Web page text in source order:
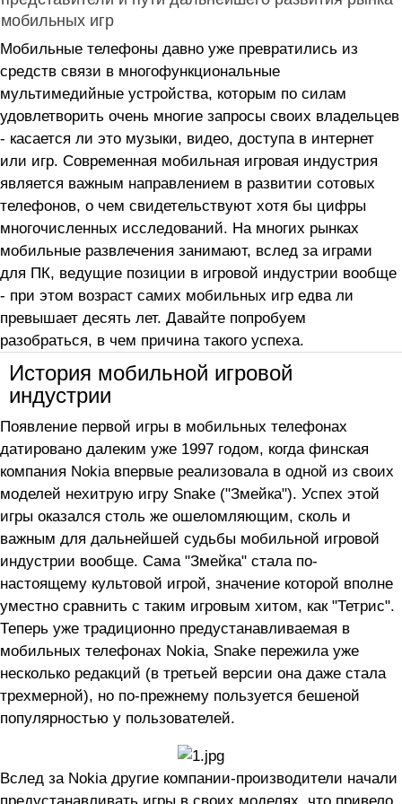
мобильных игр
Мобильные телефоны давно уже превратились из
средств связи в многофункциональные
мультимедийные устройства, которым по силам
удовлетворить очень многие запросы своих владельцев
- касается ли это музыки, видео, доступа в интернет
или игр. Современная мобильная игровая индустрия
является важным направлением в развитии сотовых
телефонов, о чем свидетельствуют хотя бы цифры
многочисленных исследований. На многих рынках
мобильные развлечения занимают, вслед за играми
для ПК, ведущие позиции в игровой индустрии вообще
- при этом возраст самих мобильных игр едва ли
превышает десять лет. Давайте попробуем
разобраться, в чем причина такого успеха.
История мобильной игровой
индустрии
Появление первой игры в мобильных телефонах
датировано далеким уже 1997 годом, когда финская
компания Nokia впервые реализовала в одной из своих
моделей нехитрую игру Snake ("Змейка"). Успех этой
игры оказался столь же ошеломляющим, сколь и
важным для дальнейшей судьбы мобильной игровой
индустрии вообще. Сама "Змейка" стала по-
настоящему культовой игрой, значение которой вполне
уместно сравнить с таким игровым хитом, как "Тетрис".
Теперь уже традиционно предустанавливаемая в
мобильных телефонах Nokia, Snake пережила уже
несколько редакций (в третьей версии она даже стала
трехмерной), но по-прежнему пользуется бешеной
популярностью у пользователей.
Вслед за Nokia другие компании-производители начали